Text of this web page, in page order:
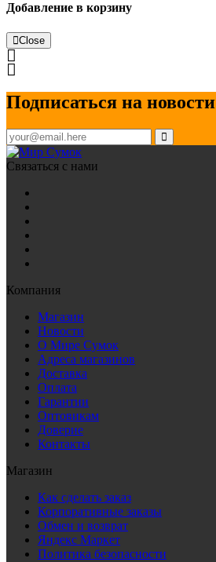
Добавление в корзину
Close
Подписаться на новости
Связаться с нами
Компания
Магазин
Новости
О Мире Сумок
Адреса магазинов
Доставка
Оплата
Гарантии
Оптовикам
Доверие
Контакты
Магазин
Как сделать заказ
Корпоративные заказы
Обмен и возврат
Яндекс Маркет
Политика безопасности